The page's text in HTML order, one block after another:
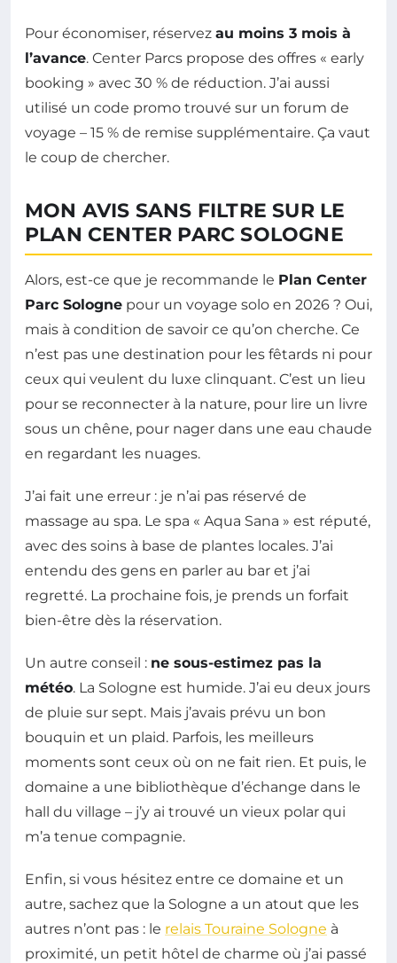
Pour économiser, réservez au moins 3 mois à
l’avance. Center Parcs propose des offres « early
booking » avec 30 % de réduction. J’ai aussi
utilisé un code promo trouvé sur un forum de
voyage – 15 % de remise supplémentaire. Ça vaut
le coup de chercher.
MON AVIS SANS FILTRE SUR LE
PLAN CENTER PARC SOLOGNE
Alors, est-ce que je recommande le Plan Center
Parc Sologne pour un voyage solo en 2026 ? Oui,
mais à condition de savoir ce qu’on cherche. Ce
n’est pas une destination pour les fêtards ni pour
ceux qui veulent du luxe clinquant. C’est un lieu
pour se reconnecter à la nature, pour lire un livre
sous un chêne, pour nager dans une eau chaude
en regardant les nuages.
J’ai fait une erreur : je n’ai pas réservé de
massage au spa. Le spa « Aqua Sana » est réputé,
avec des soins à base de plantes locales. J’ai
entendu des gens en parler au bar et j’ai
regretté. La prochaine fois, je prends un forfait
bien-être dès la réservation.
Un autre conseil : ne sous-estimez pas la
météo. La Sologne est humide. J’ai eu deux jours
de pluie sur sept. Mais j’avais prévu un bon
bouquin et un plaid. Parfois, les meilleurs
moments sont ceux où on ne fait rien. Et puis, le
domaine a une bibliothèque d’échange dans le
hall du village – j’y ai trouvé un vieux polar qui
m’a tenue compagnie.
Enfin, si vous hésitez entre ce domaine et un
autre, sachez que la Sologne a un atout que les
autres n’ont pas : le relais Touraine Sologne à
proximité, un petit hôtel de charme où j’ai passé